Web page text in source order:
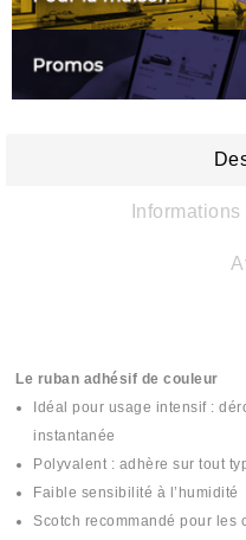
Le ruban adhésif de couleur
Idéal pour usage intensif :
instantanée
Polyvalent : adhère sur tout
Faible sensibilité à l’humidité
Scotch recommandé pour les